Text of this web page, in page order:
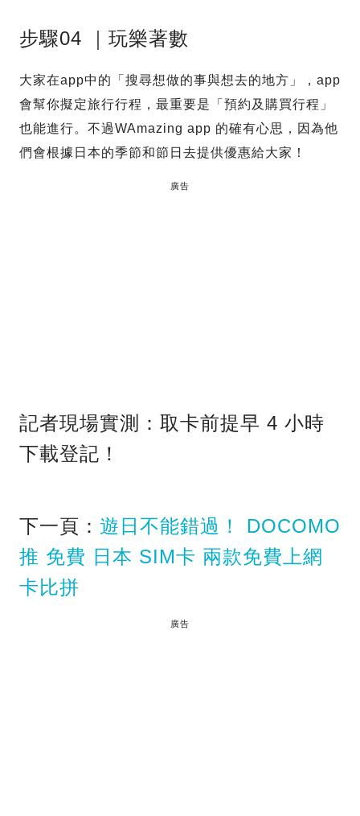
步驟04 ｜玩樂著數
大家在app中的「搜尋想做的事與想去的地方」，app
會幫你擬定旅行行程，最重要是「預約及購買行程」
也能進行。不過WAmazing app 的確有心思，因為他
們會根據日本的季節和節日去提供優惠給大家！
廣告
記者現場實測：取卡前提早 4 小時
下載登記！
下一頁： 遊日不能錯過！ DOCOMO
推 免費 日本 SIM卡 兩款免費上網
卡比拼
廣告